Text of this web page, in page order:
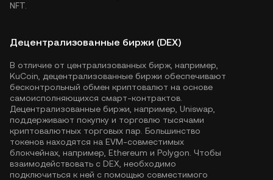
NFT.
Децентрализованные биржи (DEX)
В отличие от централизованных бирж, например,
KuCoin, децентрализованные биржи обеспечивают
бесконтрольный обмен криптовалют на основе
самоисполняющихся смарт-контрактов.
Децентрализованные биржи, например, Uniswap,
поддерживают покупку и торговлю тысячами
криптовалютных торговых пар. Большинство
токенов находятся на EVM-совместимых
блокчейнах, например, Ethereum и Polygon . Чтобы
взаимодействовать с DEX, необходимо
подключиться к ней с помощью совместимого